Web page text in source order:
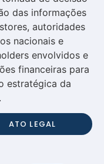
das informações
autoridades
nacionais e
envolvidos e
financeiras para
estratégica da
ATO LEGAL